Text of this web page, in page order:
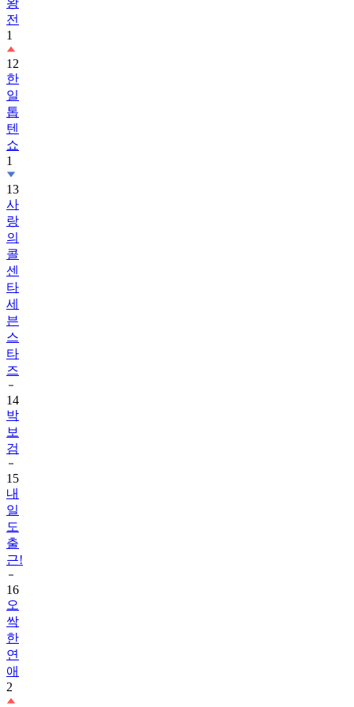
전
1
12
한
일
톱
텐
쇼
1
13
사
랑
의
콜
센
타
세
븐
스
타
즈
14
박
보
검
15
내
일
도
출
근!
16
오
싹
한
연
애
2